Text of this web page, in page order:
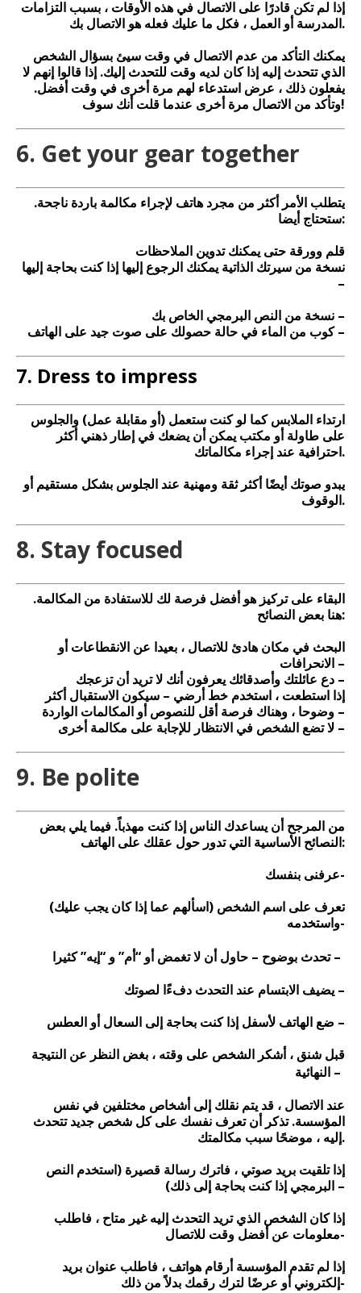
إذا لم تكن قادرًا على الاتصال في هذه الأوقات ، بسبب التزامات
المدرسة أو العمل ، فكل ما عليك فعله هو الاتصال بك.
يمكنك التأكد من عدم الاتصال في وقت سيئ بسؤال الشخص
الذي تتحدث إليه إذا كان لديه وقت للتحدث إليك. إذا قالوا إنهم لا
يفعلون ذلك ، عرض استدعاء لهم مرة أخرى في وقت أفضل.
وتأكد من الاتصال مرة أخرى عندما قلت أنك سوف!
6. Get your gear together
يتطلب الأمر أكثر من مجرد هاتف لإجراء مكالمة باردة ناجحة.
ستحتاج أيضا:
قلم وورقة حتى يمكنك تدوين الملاحظات
نسخة من سيرتك الذاتية يمكنك الرجوع إليها إذا كنت بحاجة إليها
–
نسخة من النص البرمجي الخاص بك –
كوب من الماء في حالة حصولك على صوت جيد على الهاتف –
7. Dress to impress
ارتداء الملابس كما لو كنت ستعمل (أو مقابلة عمل) والجلوس
على طاولة أو مكتب يمكن أن يضعك في إطار ذهني أكثر
احترافية عند إجراء مكالماتك.
يبدو صوتك أيضًا أكثر ثقة ومهنية عند الجلوس بشكل مستقيم أو
الوقوف.
8. Stay focused
البقاء على تركيز هو أفضل فرصة لك للاستفادة من المكالمة.
هنا بعض النصائح:
البحث في مكان هادئ للاتصال ، بعيدا عن الانقطاعات أو
الانحرافات –
دع عائلتك وأصدقائك يعرفون أنك لا تريد أن تزعجك –
إذا استطعت ، استخدم خط أرضي – سيكون الاستقبال أكثر
وضوحا ، وهناك فرصة أقل للنصوص أو المكالمات الواردة –
لا تضع الشخص في الانتظار للإجابة على مكالمة أخرى –
9. Be polite
من المرجح أن يساعدك الناس إذا كنت مهذباً. فيما يلي بعض
النصائح الأساسية التي تدور حول عقلك على الهاتف:
عرفنى بنفسك-
واستخدمه-
تحدث بوضوح – حاول أن لا تغمض أو “أم” و “إيه” كثيرا –
يضيف الابتسام عند التحدث دفءًا لصوتك –
ضع الهاتف لأسفل إذا كنت بحاجة إلى السعال أو العطس –
قبل شنق ، أشكر الشخص على وقته ، بغض النظر عن النتيجة
النهائية –
عند الاتصال ، قد يتم نقلك إلى أشخاص مختلفين في نفس
المؤسسة. تذكر أن تعرف نفسك على كل شخص جديد تتحدث
إليه ، موضحًا سبب مكالمتك.
البرمجي إذا كنت بحاجة إلى ذلك) –
معلومات عن أفضل وقت للاتصال-
إلكتروني أو عرضًا لترك رقمك بدلاً من ذلك-